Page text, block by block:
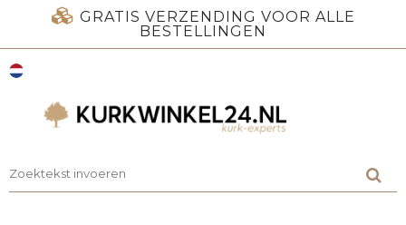
GRATIS VERZENDING VOOR ALLE
BESTELLINGEN